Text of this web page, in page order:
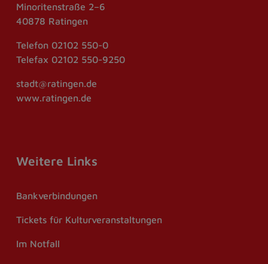
Minoritenstraße 2–6
40878 Ratingen
Telefon 02102 550-0
Telefax 02102 550-9250
stadt@ratingen.de
www.ratingen.de
Weitere Links
Bankverbindungen
Tickets für Kulturveranstaltungen
Im Notfall